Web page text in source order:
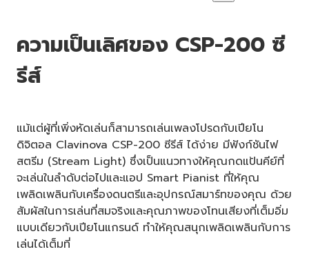
ความเป็นเลิศของ CSP-200 ซี
รีส์
แม้แต่ผู้ที่เพิ่งหัดเล่นก็สามารถเล่นเพลงโปรดกับเปียโน
ดิจิตอล Clavinova CSP-200 ซีรีส์ ได้ง่าย มีฟังก์ชันไฟ
สตรีม (Stream Light) ซึ่งเป็นแนวทางให้คุณกดแป้นคีย์ที่
จะเล่นในลำดับต่อไปและแอป Smart Pianist ที่ให้คุณ
เพลิดเพลินกับเครื่องดนตรีและอุปกรณ์สมาร์ทของคุณ ด้วย
สัมผัสในการเล่นที่สมจริงและคุณภาพของโทนเสียงที่เต็มอิ่ม
แบบเดียวกับเปียโนแกรนด์ ทำให้คุณสนุกเพลิดเพลินกับการ
เล่นได้เต็มที่